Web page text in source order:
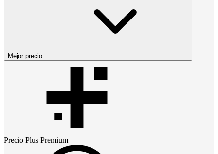
Mejor precio
Precio Plus Premium